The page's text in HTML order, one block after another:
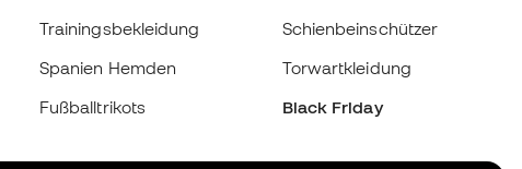
Trainingsbekleidung
Spanien Hemden
Fußballtrikots
Schienbeinschützer
Torwartkleidung
Black Friday